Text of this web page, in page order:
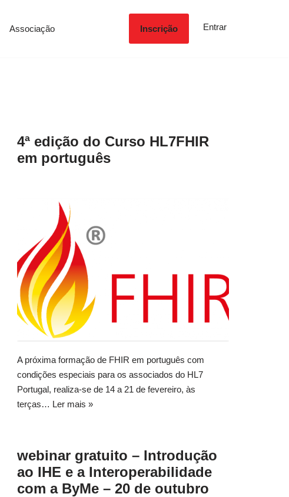
Associação Inscrição Entrar
4ª edição do Curso HL7FHIR
em português
A próxima formação de FHIR em português com
condições especiais para os associados do HL7
Portugal, realiza-se de 14 a 21 de fevereiro, às
terças… Ler mais »
webinar gratuito – Introdução
ao IHE e a Interoperabilidade
com a ByMe – 20 de outubro